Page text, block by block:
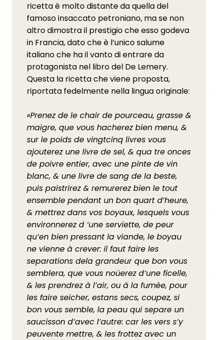
ricetta è molto distante da quella del
famoso insaccato petroniano, ma se non
altro dimostra il prestigio che esso godeva
in Francia, dato che è l’unico salume
italiano che ha il vanto di entrare da
protagonista nel libro del De Lemery.
Questa la ricetta che viene proposta,
riportata fedelmente nella lingua originale:
«Prenez de le chair de pourceau, grasse &
maigre, que vous hacherez bien menu, &
sur le poids de vingtcinq livres vous
ajouterez une livre de sel, & qua tre onces
de poivre entier, avec une pinte de vin
blanc, & une livre de sang de la beste,
puis paistrirez & remurerez bien le tout
ensemble pendant un bon quart d’heure,
& mettrez dans vos boyaux, lesquels vous
environnerez d ’une serviette, de peur
qu’en bien pressant la viande, le boyau
ne vienne à crever: il faut faire les
separations dela grandeur que bon vous
semblera, que vous noüerez d’une ficelle,
& les prendrez à l’air, ou à la fumée, pour
les faire seicher, estans secs, coupez, si
bon vous semble, la peau qui separe un
saucisson d’avec l’autre: car les vers s’y
peuvente mettre, & les frottez avec un